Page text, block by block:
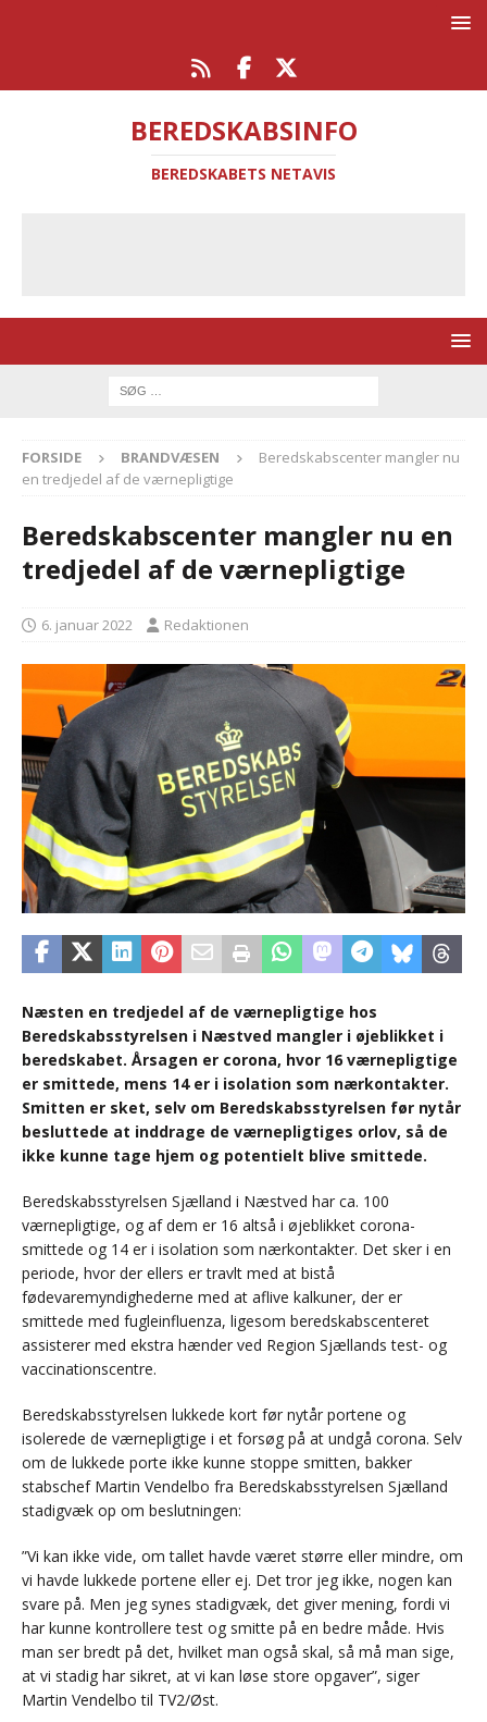
BEREDSKABSINFO
BEREDSKABETS NETAVIS
FORSIDE BRANDVÆSEN
Beredskabscenter mangler nu
en tredjedel af de værnepligtige
Beredskabscenter mangler nu en
tredjedel af de værnepligtige
6. januar 2022 Redaktionen
Næsten en tredjedel af de værnepligtige hos
Beredskabsstyrelsen i Næstved mangler i øjeblikket i
beredskabet. Årsagen er corona, hvor 16 værnepligtige
er smittede, mens 14 er i isolation som nærkontakter.
Smitten er sket, selv om Beredskabsstyrelsen før nytår
besluttede at inddrage de værnepligtiges orlov, så de
ikke kunne tage hjem og potentielt blive smittede.
Beredskabsstyrelsen Sjælland i Næstved har ca. 100
værnepligtige, og af dem er 16 altså i øjeblikket corona-
smittede og 14 er i isolation som nærkontakter. Det sker i en
periode, hvor der ellers er travlt med at bistå
fødevaremyndighederne med at aflive kalkuner, der er
smittede med fugleinfluenza, ligesom beredskabscenteret
assisterer med ekstra hænder ved Region Sjællands test- og
vaccinationscentre.
Beredskabsstyrelsen lukkede kort før nytår portene og
isolerede de værnepligtige i et forsøg på at undgå corona. Selv
om de lukkede porte ikke kunne stoppe smitten, bakker
stabschef Martin Vendelbo fra Beredskabsstyrelsen Sjælland
stadigvæk op om beslutningen:
”Vi kan ikke vide, om tallet havde været større eller mindre, om
vi havde lukkede portene eller ej. Det tror jeg ikke, nogen kan
svare på. Men jeg synes stadigvæk, det giver mening, fordi vi
har kunne kontrollere test og smitte på en bedre måde. Hvis
man ser bredt på det, hvilket man også skal, så må man sige,
at vi stadig har sikret, at vi kan løse store opgaver”, siger
Martin Vendelbo til TV2/Øst.